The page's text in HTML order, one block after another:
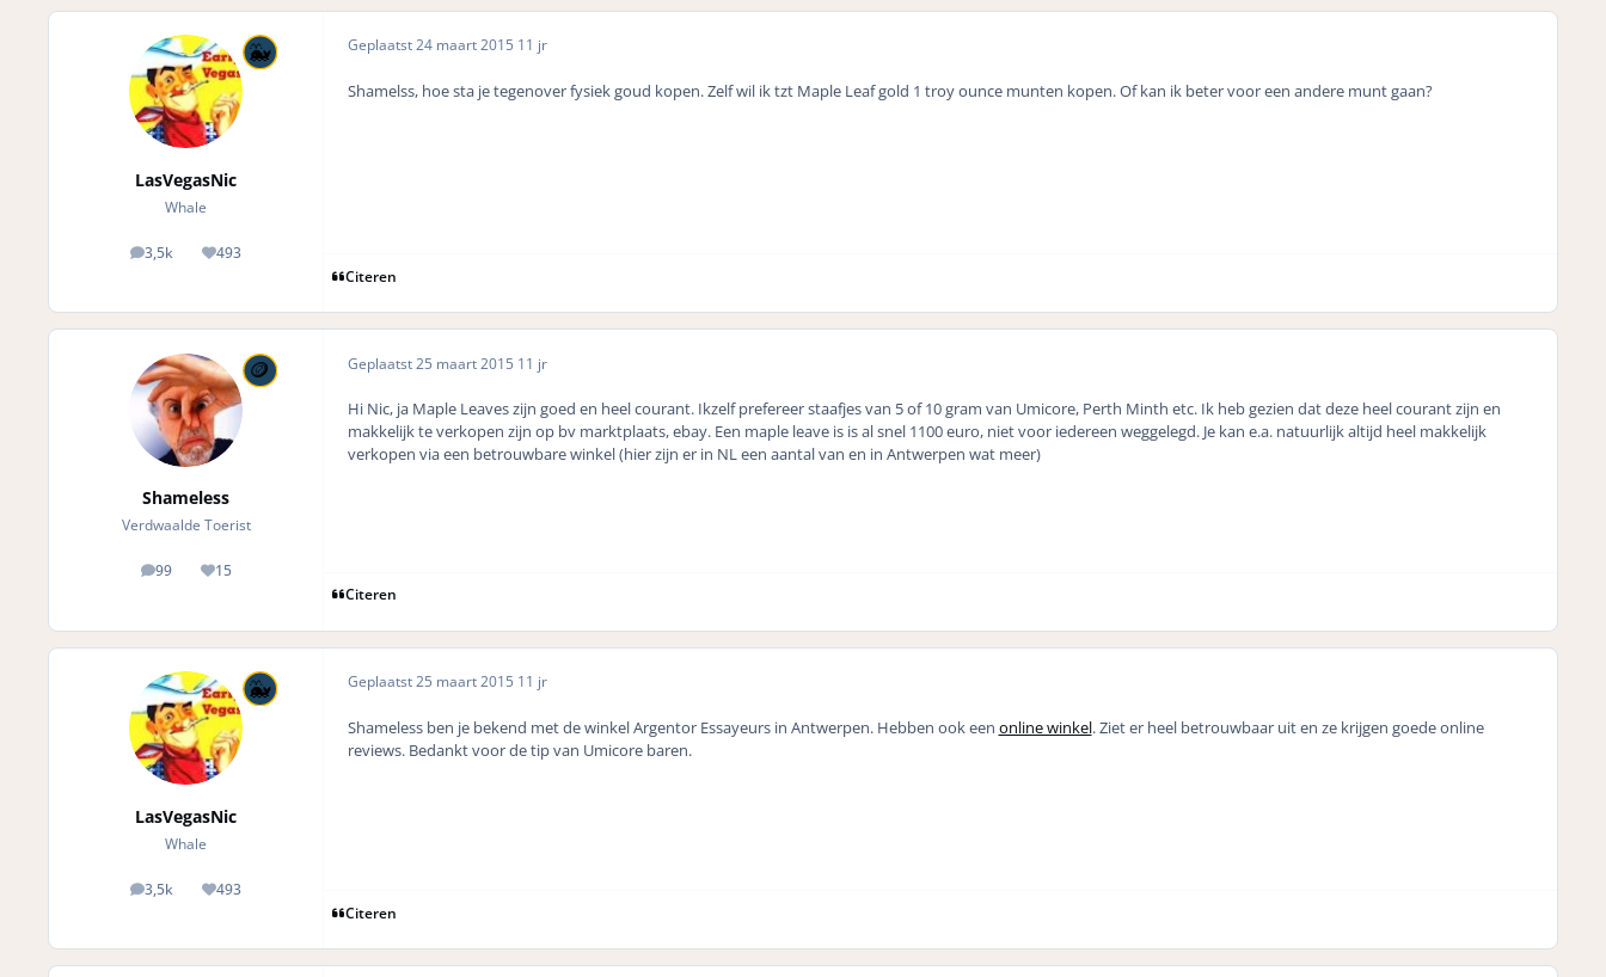
LasVegasNic
Whale
3,5k
posts 493
Reputation
Geplaatst24 maart 2015 11 jr
Shamelss, hoe sta je tegenover fysiek goud kopen. Zelf wil ik tzt Maple Leaf gold 1 troy ounce munten kopen. Of kan ik beter voor een andere munt gaan?
Citeren
Shameless
Verdwaalde Toerist
99
posts 15
Reputation
Geplaatst25 maart 2015 11 jr
Hi Nic, ja Maple Leaves zijn goed en heel courant. Ikzelf prefereer staafjes van 5 of 10 gram van Umicore, Perth Minth etc. Ik heb gezien dat deze heel courant zijn en
makkelijk te verkopen zijn op bv marktplaats, ebay. Een maple leave is is al snel 1100 euro, niet voor iedereen weggelegd. Je kan e.a. natuurlijk altijd heel makkelijk
verkopen via een betrouwbare winkel (hier zijn er in NL een aantal van en in Antwerpen wat meer)
Citeren
LasVegasNic
Whale
3,5k
posts 493
Reputation
Geplaatst25 maart 2015 11 jr
Shameless ben je bekend met de winkel Argentor Essayeurs in Antwerpen. Hebben ook een online winkel. Ziet er heel betrouwbaar uit en ze krijgen goede online
reviews. Bedankt voor de tip van Umicore baren.
Citeren